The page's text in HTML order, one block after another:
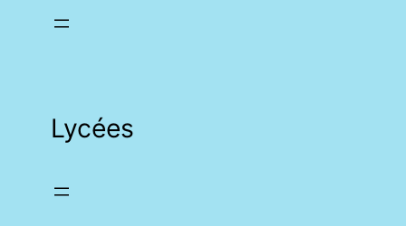
Lycées